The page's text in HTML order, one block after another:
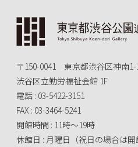
〒150-0041 東京都渋谷区神南1-
渋谷区立勤労福祉会館 1F
電話 : 03-5422-3151
FAX : 03-3464-5241
開館時間 : 11時～19時
休館日 : 月曜日（祝日の場合は